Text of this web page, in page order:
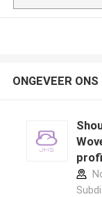
ONGEVEER ONS